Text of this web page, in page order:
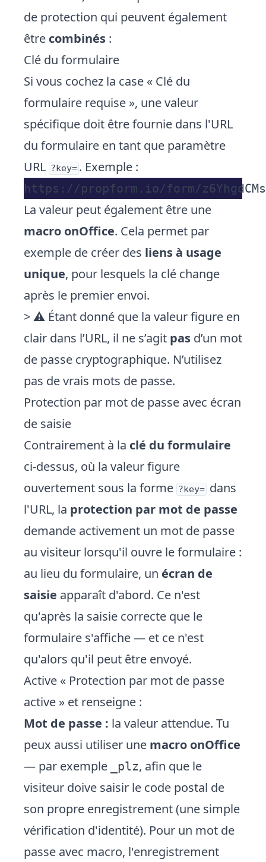
de protection qui peuvent également
être combinés :
Clé du formulaire
Si vous cochez la case « Clé du
formulaire requise », une valeur
spécifique doit être fournie dans l'URL
du formulaire en tant que paramètre
URL ?key= . Exemple :
La valeur peut également être une
macro onOffice. Cela permet par
exemple de créer des liens à usage
unique, pour lesquels la clé change
après le premier envoi.
> ⚠️ Étant donné que la valeur figure en
clair dans l’URL, il ne s’agit pas d’un mot
de passe cryptographique. N’utilisez
pas de vrais mots de passe.
Protection par mot de passe avec écran
de saisie
Contrairement à la clé du formulaire
ci-dessus, où la valeur figure
ouvertement sous la forme ?key= dans
l'URL, la protection par mot de passe
demande activement un mot de passe
au visiteur lorsqu'il ouvre le formulaire :
au lieu du formulaire, un écran de
saisie apparaît d'abord. Ce n'est
qu'après la saisie correcte que le
formulaire s'affiche — et ce n'est
qu'alors qu'il peut être envoyé.
Active « Protection par mot de passe
active » et renseigne :
Mot de passe : la valeur attendue. Tu
peux aussi utiliser une macro onOffice
— par exemple
_plz, afin que le
visiteur doive saisir le code postal de
son propre enregistrement (une simple
vérification d'identité). Pour un mot de
passe avec macro, l'enregistrement